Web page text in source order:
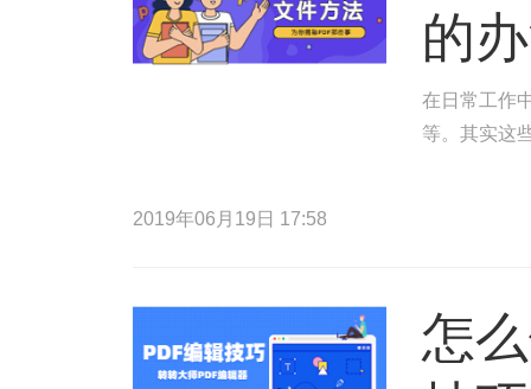
的
在日常工作
等。其实这
2019年06月19日 17:58
怎